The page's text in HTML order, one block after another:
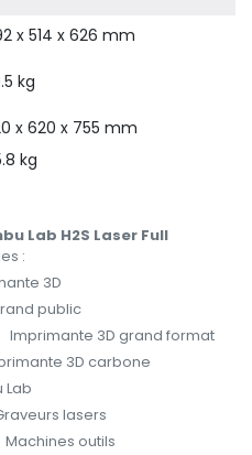
x 514 x 626 mm
kg
x 620 x 755 mm
kg
Lab H2S Laser Full
:
3D
public
Imprimante 3D grand format
3D carbone
Lab
lasers
Machines outils